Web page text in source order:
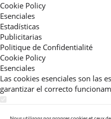
Cookie Policy
Esenciales
Estadísticas
Publicitarias
Politique de Confidentialité
Cookie Policy
Esenciales
Las cookies esenciales son las
garantizar el correcto